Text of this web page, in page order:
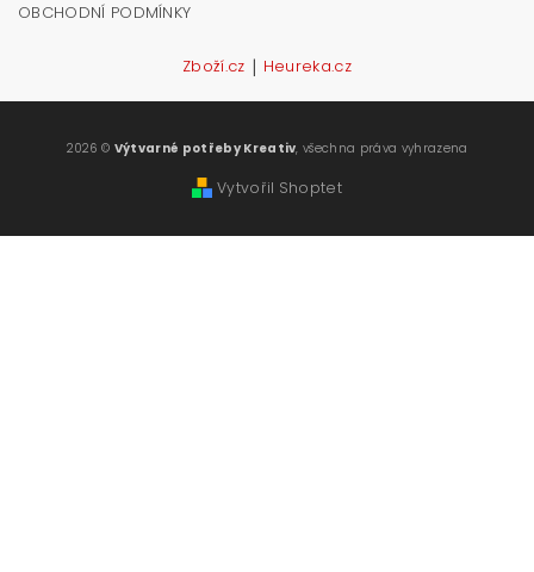
OBCHODNÍ PODMÍNKY
Zboží.cz | Heureka.cz
2026 © Výtvarné potřeby Kreativ, všechna práva vyhrazena
Vytvořil Shoptet